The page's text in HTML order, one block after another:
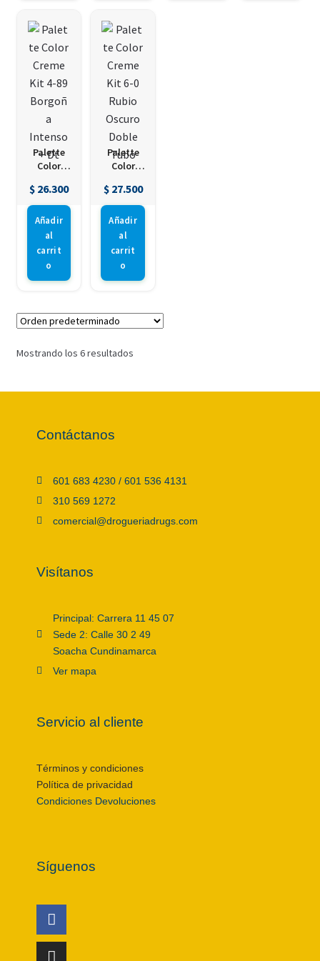
Palette
Color
4-89
Borgoña
Intenso +
Dt
$26.300
Añadir
al
carrit
o
Palette
Color
6-0 Rubio
Oscuro
Doble
Tubo
$27.500
Añadir
al
carrit
o
Mostrando los 6 resultados
Contáctanos
601 683 4230 / 601 536 4131
310 569 1272
comercial@drogueriadrugs.com
Visítanos
Principal: Carrera 11 45 07
Sede 2: Calle 30 2 49
Soacha Cundinamarca
Ver mapa
Servicio al cliente
Términos y condiciones
Política de privacidad
Condiciones Devoluciones
Síguenos